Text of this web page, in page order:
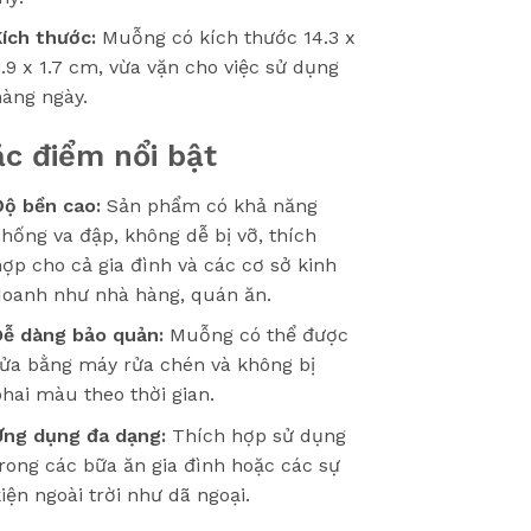
thước:Muỗng có kích thước 14.3 x
x 1.7 cm, vừa vặn cho việc sử dụng
ngày.
điểm nổi bật
bền cao:Sản phẩm có khả năng
va đập, không dễ bị vỡ, thích
cho cả gia đình và các cơ sở kinh
như nhà hàng, quán ăn.
dàng bảo quản:Muỗng có thể được
bằng máy rửa chén và không bị
màu theo thời gian.
dụng đa dạng:Thích hợp sử dụng
các bữa ăn gia đình hoặc các sự
ngoài trời như dã ngoại.